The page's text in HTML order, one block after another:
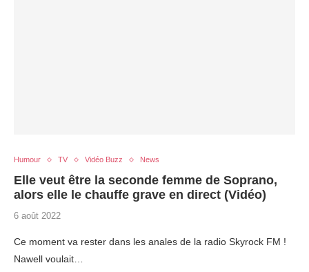
Humour TV Vidéo Buzz News
Elle veut être la seconde femme de Soprano,
alors elle le chauffe grave en direct (Vidéo)
6 août 2022
Ce moment va rester dans les anales de la radio Skyrock FM !
Nawell voulait…